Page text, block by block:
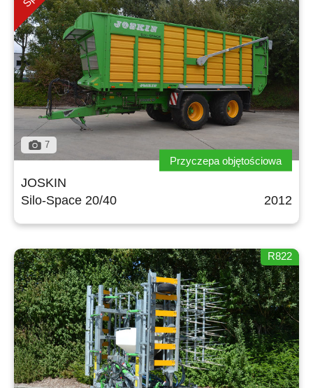
Български
Eesti keel
Slovenija
Lietuvių kalba
Srpski
Yкраїнська мова
ελληνικά
7
JOSKIN
Silo-Space 20/40
Przyczepa objętościowa
2012
R822